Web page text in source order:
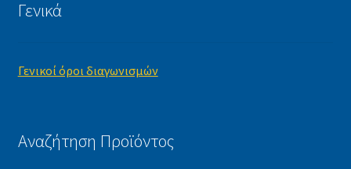
Γενικά
Γενικοί όροι διαγωνισμών
Αναζήτηση Προϊόντος